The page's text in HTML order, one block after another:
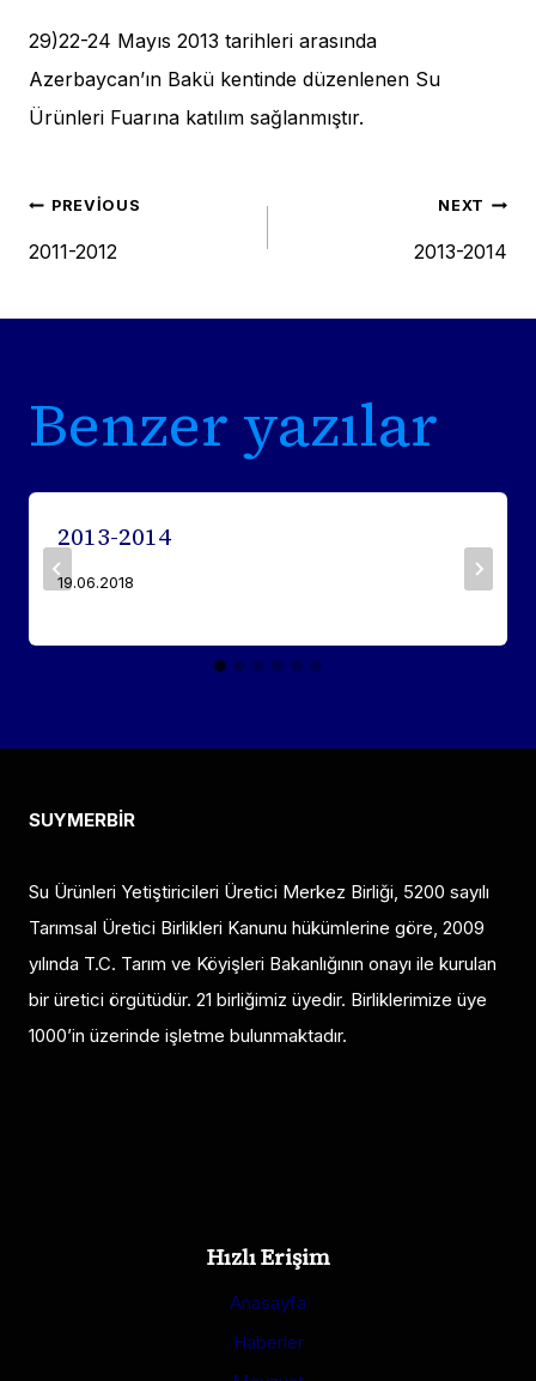
29)22-24 Mayıs 2013 tarihleri arasında
Azerbaycan’ın Bakü kentinde düzenlenen Su
Ürünleri Fuarına katılım sağlanmıştır.
Yazı
gezinmesi
PREVIOUS
2011-2012
NEXT
2013-2014
Benzer yazılar
2013-2014
19.06.2018
SUYMERBİR
Su Ürünleri Yetiştiricileri Üretici Merkez Birliği, 5200 sayılı
Tarımsal Üretici Birlikleri Kanunu hükümlerine göre, 2009
yılında T.C. Tarım ve Köyişleri Bakanlığının onayı ile kurulan
bir üretici örgütüdür. 21 birliğimiz üyedir. Birliklerimize üye
1000’in üzerinde işletme bulunmaktadır.
Hızlı Erişim
Anasayfa
Haberler